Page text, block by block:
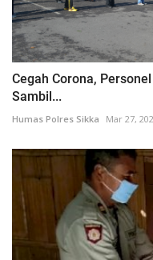
Cegah Corona,
Sambil...
Humas Polres Sikka Mar 27,